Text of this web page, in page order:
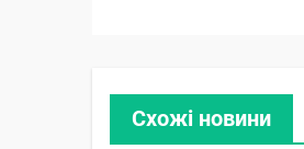
Схожі новини